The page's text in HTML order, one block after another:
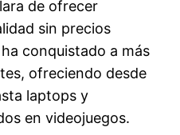
de ofrecer
sin precios
conquistado a más
ofreciendo desde
laptops y
en videojuegos.